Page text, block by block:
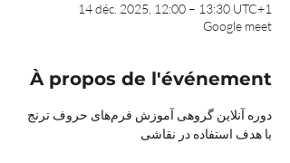
14 déc. 2025, 12:00 – 13:30 UTC+1
Google meet
À propos de l'événement
دوره آنلاین گروهی آموزش فرم‌های حروف ترنج
با هدف استفاده در نقاشی